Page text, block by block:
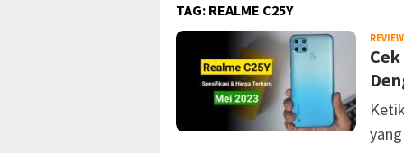
TAG: REALME C25Y
REVIEW